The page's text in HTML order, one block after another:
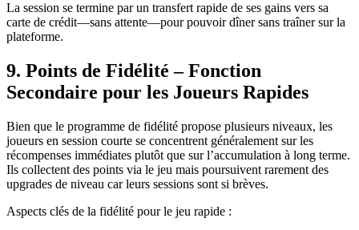
La session se termine par un transfert rapide de ses gains vers sa
carte de crédit—sans attente—pour pouvoir dîner sans traîner sur la
plateforme.
9. Points de Fidélité – Fonction
Secondaire pour les Joueurs Rapides
Bien que le programme de fidélité propose plusieurs niveaux, les
joueurs en session courte se concentrent généralement sur les
récompenses immédiates plutôt que sur l’accumulation à long terme.
Ils collectent des points via le jeu mais poursuivent rarement des
upgrades de niveau car leurs sessions sont si brèves.
Aspects clés de la fidélité pour le jeu rapide :